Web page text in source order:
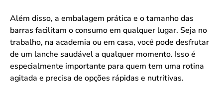
Além disso, a embalagem prática e o tamanho das
barras facilitam o consumo em qualquer lugar. Seja no
trabalho, na academia ou em casa, você pode desfrutar
de um lanche saudável a qualquer momento. Isso é
especialmente importante para quem tem uma rotina
agitada e precisa de opções rápidas e nutritivas.